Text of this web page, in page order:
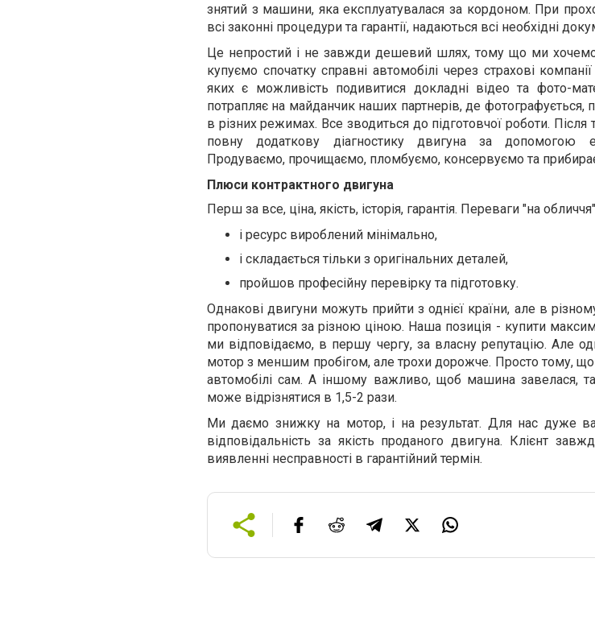
знятий з машини, яка експлуатувалася за кордоном. При
всі законні процедури та гарантії, надаються всі необхідні
Це непростий і не завжди дешевий шлях, тому що ми
купуємо спочатку справні автомобілі через страхові
яких є можливість подивитися докладні відео та фото-
потрапляє на майданчик наших партнерів, де фотографується,
в різних режимах. Все зводиться до підготовчої роботи.
повну додаткову діагностику двигуна за допомогою
Продуваємо, прочищаємо, пломбуємо, консервуємо та
Плюси контрактного двигуна
Перш за все, ціна, якість, історія, гарантія. Переваги "на
і ресурс вироблений мінімально,
і складається тільки з оригінальних деталей,
пройшов професійну перевірку та підготовку.
Однакові двигуни можуть прийти з однієї країни, але в
пропонуватися за різною ціною. Наша позиція - купити
ми відповідаємо, в першу чергу, за власну репутацію. Але
мотор з меншим пробігом, але трохи дорожче. Просто тому, що
автомобілі сам. А іншому важливо, щоб машина завелася,
може відрізнятися в 1,5-2 рази.
Ми даємо знижку на мотор, і на результат. Для нас дуже
відповідальність за якість проданого двигуна. Клієнт
виявленні несправності в гарантійний термін.